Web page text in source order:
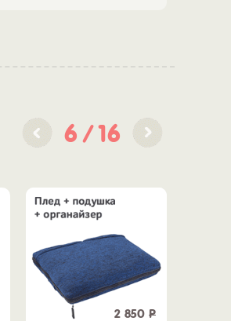
6 16
2 850 Р